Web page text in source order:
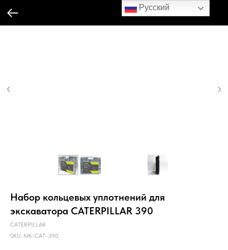
Русский
Набор кольцевых уплотнений для
экскаватора CATERPILLAR 390
CATERPILLAR
SKU: MK-CAT-390